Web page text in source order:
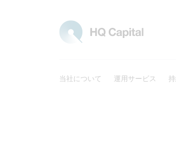
当社について 運用サービス